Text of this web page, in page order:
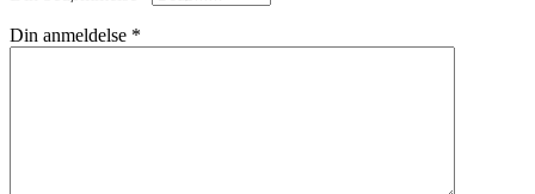
Din anmeldelse *